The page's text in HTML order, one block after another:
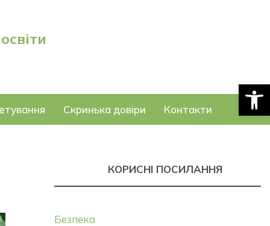
Скринька довіри Контакти
КОРИСНІ ПОСИЛАННЯ
Безпека